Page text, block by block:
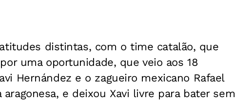
distintas, com o time catalão, que
uma oportunidade, que veio aos 18
Hernández e o zagueiro mexicano Rafael
e deixou Xavi livre para bater sem